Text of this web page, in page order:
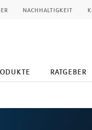
nachhaltigkeit
ratgeber